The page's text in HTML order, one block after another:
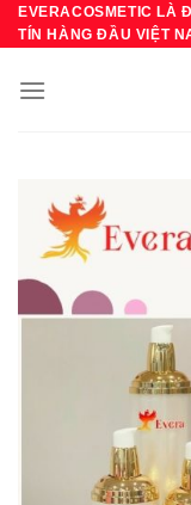
Bỏ
qua
dung
EVERACOSMETIC LÀ
TÍN HÀNG ĐẦU VIỆT